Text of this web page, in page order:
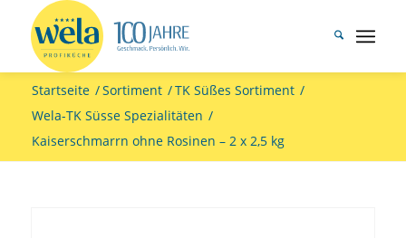
Startseite /Sortiment /TK Süßes Sortiment /
Wela-TK Süsse Spezialitäten /
Kaiserschmarrn ohne Rosinen – 2 x 2,5 kg